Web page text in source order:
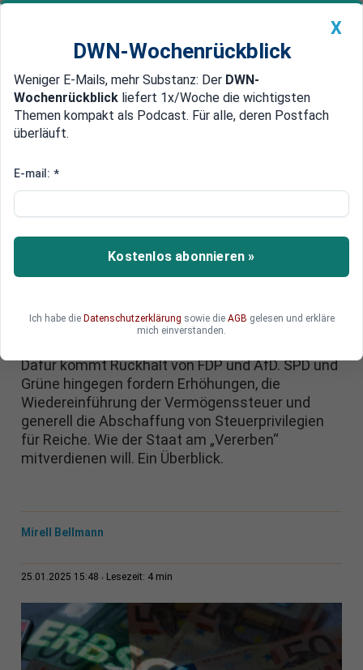
Newsticker MEIN DWN: Geldanlage Premium
Edelmetalle DWN-Magazin China
Erbschaftsteuer erhöhen oder
„Wahlkampfgetöse“ der
Parteien beginnt!
selbst bewohnen – sondern vermieten. Das ist
Dafür kommt Rückhalt von FDP und AfD. SPD und
Grüne hingegen fordern Erhöhungen, die
Wiedereinführung der Vermögenssteuer und
generell die Abschaffung von Steuerprivilegien
für Reiche. Wie der Staat am „Vererben“
mitverdienen will. Ein Überblick.
Mirell Bellmann
25.01.2025 15:48 Lesezeit: 4 min
X
DWN-Wochenrückblick
Weniger E-Mails, mehr Substanz: Der DWN-
Wochenrückblick liefert 1x/Woche die wichtigsten
Themen kompakt als Podcast. Für alle, deren Postfach
überläuft.
E-mail: *
Kostenlos abonnieren »
Ich habe die Datenschutzerklärung sowie die AGB gelesen und erkläre
mich einverstanden.